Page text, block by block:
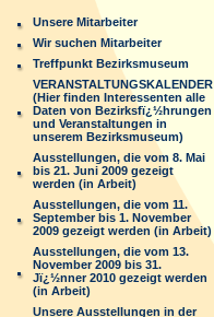
Unsere Mitarbeiter
Wir suchen Mitarbeiter
Treffpunkt Bezirksmuseum
VERANSTALTUNGSKALENDER
(Hier finden Interessenten alle
Daten von Bezirksfï¿½hrungen
und Veranstaltungen in
unserem Bezirksmuseum)
Ausstellungen, die vom 8. Mai
bis 21. Juni 2009 gezeigt
werden (in Arbeit)
Ausstellungen, die vom 11.
September bis 1. November
2009 gezeigt werden (in Arbeit)
Ausstellungen, die vom 13.
November 2009 bis 31.
Jï¿½nner 2010 gezeigt werden
(in Arbeit)
Unsere Ausstellungen in der